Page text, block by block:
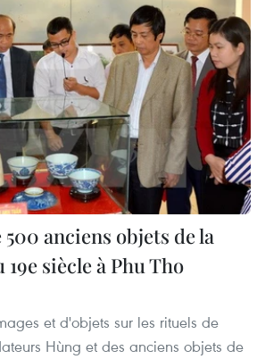
anciens objets de la
siècle à Phu Tho
et d'objets sur les rituels de
Hùng et des anciens objets de